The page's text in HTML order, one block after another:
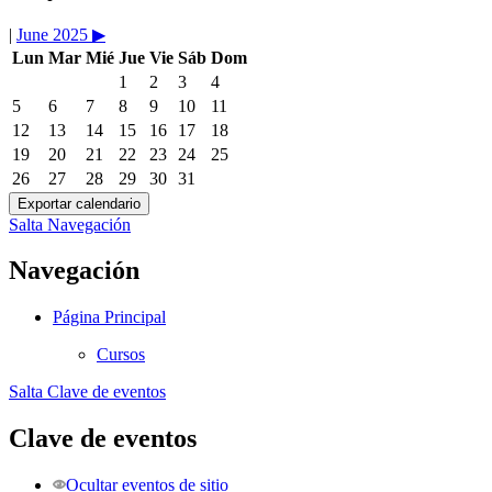
| June 2025 ▶︎
Lun Mar Mié Jue Vie Sáb Dom
1
2 3
4
5
6 7 8 9 10
11
12
13 14 15 16 17
18
19
20 21 22 23 24
25
26
27 28 29 30 31
Salta Navegación
Navegación
Página Principal
Cursos
Salta Clave de eventos
Clave de eventos
Ocultar eventos de sitio